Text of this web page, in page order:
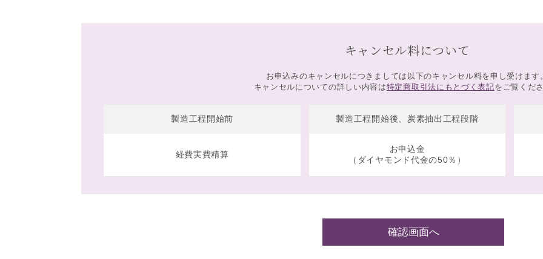
キャンセル料について
お申込みのキャンセルにつきましては以下のキャンセル料を申し受けます
キャンセルについての詳しい内容は特定商取引法にもとづく表記をご覧くださ
製造工程開始前
経費実費精算
製造工程開始後、炭素抽出工程段階
お申込金
（ダイヤモンド代金の50％）